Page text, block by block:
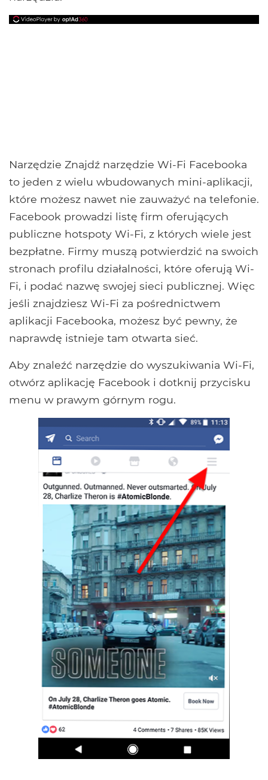
Narzędzie Znajdź narzędzie Wi-Fi Facebooka
to jeden z wielu wbudowanych mini-aplikacji,
które możesz nawet nie zauważyć na telefonie.
Facebook prowadzi listę firm oferujących
publiczne hotspoty Wi-Fi, z których wiele jest
bezpłatne. Firmy muszą potwierdzić na swoich
stronach profilu działalności, które oferują Wi-
Fi, i podać nazwę swojej sieci publicznej. Więc
jeśli znajdziesz Wi-Fi za pośrednictwem
aplikacji Facebooka, możesz być pewny, że
naprawdę istnieje tam otwarta sieć.
Aby znaleźć narzędzie do wyszukiwania Wi-Fi,
otwórz aplikację Facebook i dotknij przycisku
menu w prawym górnym rogu.